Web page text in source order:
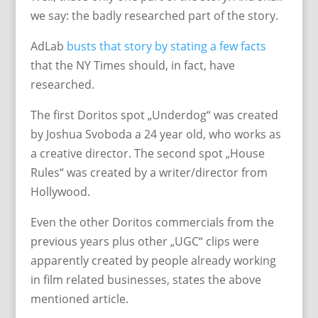
we say: the badly researched part of the story.
AdLab busts that story by stating a few facts
that the NY Times should, in fact, have
researched.
The first Doritos spot „Underdog“ was created
by Joshua Svoboda a 24 year old, who works as
a creative director. The second spot „House
Rules“ was created by a writer/director from
Hollywood.
Even the other Doritos commercials from the
previous years plus other „UGC“ clips were
apparently created by people already working
in film related businesses, states the above
mentioned article.